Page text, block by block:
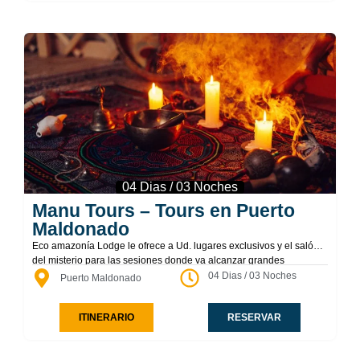
04 Dias / 03 Noches
Manu Tours – Tours en Puerto
Maldonado
Eco amazonía Lodge le ofrece a Ud. lugares exclusivos y el salón
del misterio para las sesiones donde va alcanzar grandes
experiencias en el corazón de la selva, con la gente nativa
(shaman) y la planta “Ayahuasca”. Usted ingresará a un mundo
superior, un poder espiritual, una dimensión diferente y
desconocida. El Ayahuasca es cien por ciento curativa, gran
sensibilizador del cuerpo y para el cuerpo. Durante las sesiones
Puerto Maldonado 04 Dias / 03 Noches
ITINERARIO RESERVAR